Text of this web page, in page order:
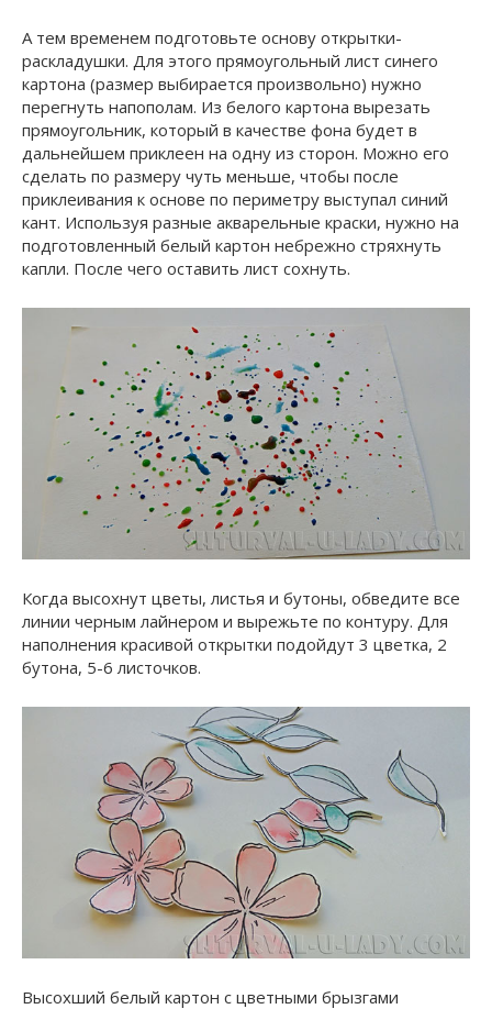
А тем временем подготовьте основу открытки-
раскладушки. Для этого прямоугольный лист синего
картона (размер выбирается произвольно) нужно
перегнуть напополам. Из белого картона вырезать
прямоугольник, который в качестве фона будет в
дальнейшем приклеен на одну из сторон. Можно его
сделать по размеру чуть меньше, чтобы после
приклеивания к основе по периметру выступал синий
кант. Используя разные акварельные краски, нужно на
подготовленный белый картон небрежно стряхнуть
капли. После чего оставить лист сохнуть.
Когда высохнут цветы, листья и бутоны, обведите все
линии черным лайнером и вырежьте по контуру. Для
наполнения красивой открытки подойдут 3 цветка, 2
бутона, 5-6 листочков.
Высохший белый картон с цветными брызгами